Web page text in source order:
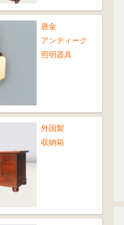
唐金
アンティーク
照明器具
外国製
収納箱